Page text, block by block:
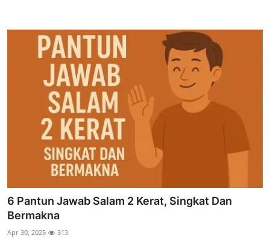
6 Pantun Jawab Salam 2 Kerat, Singkat Dan
Bermakna
Apr 30, 2025 313